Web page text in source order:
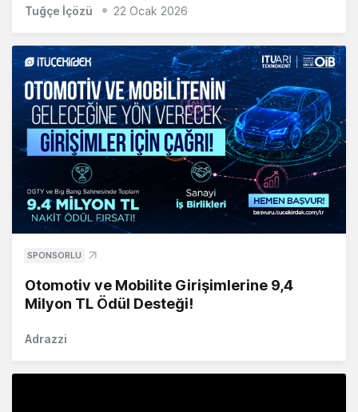
Tuğçe İçözü 22 Ocak 2026
SPONSORLU
Otomotiv ve Mobilite Girişimlerine 9,4
Milyon TL Ödül Desteği!
Adrazzi